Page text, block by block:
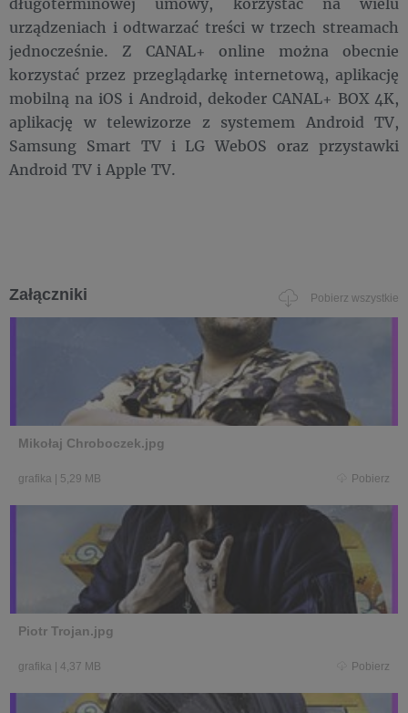
urządzeniach i odtwarzać treści w trzech streamach
jednocześnie. Z CANAL+ online można obecnie
korzystać przez przeglądarkę internetową, aplikację
mobilną na iOS i Android, dekoder CANAL+ BOX 4K,
aplikację w telewizorze z systemem Android TV,
Samsung Smart TV i LG WebOS oraz przystawki
Android TV i Apple TV.
Załączniki Pobierz wszystkie
Mikołaj Chroboczek.jpg
grafika 5,29 MB Pobierz
Piotr Trojan.jpg
grafika 4,37 MB Pobierz